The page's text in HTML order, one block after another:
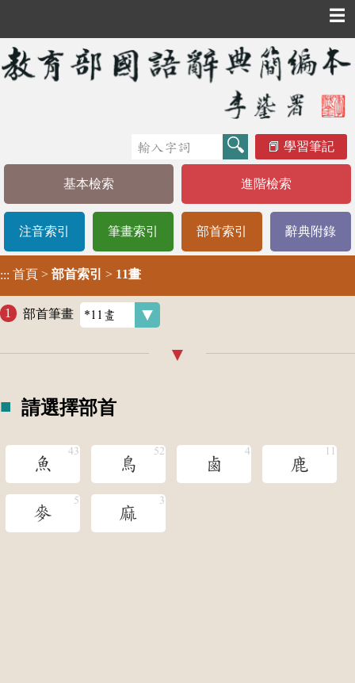
☰
學習筆記
基本檢索 進階檢索
注音索引 筆畫索引 部首索引 辭典附錄
::: 首頁 > 部首索引 > 11畫
部首筆畫
請選擇部首
魚 鳥 鹵 鹿
麥 麻